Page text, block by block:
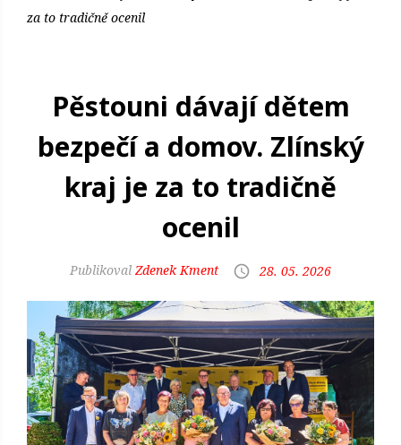
za to tradičně ocenil
Pěstouni dávají dětem
bezpečí a domov. Zlínský
kraj je za to tradičně
ocenil
Zdenek Kment 28. 05. 2026